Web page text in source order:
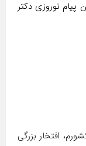
پیام نوروزی دکتر
افتخار بزرگی